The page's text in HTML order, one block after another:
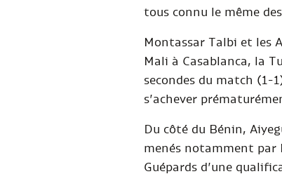
tous connu le même
Montassar Talbi et les
Mali à Casablanca, la
secondes du match (1-
s’achever
Du côté du Bénin,
menés notamment par
Guépards d’une